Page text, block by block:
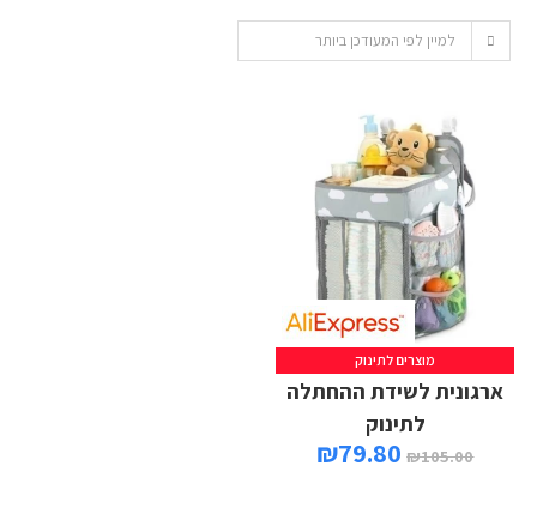
למיין לפי המעודכן ביותר
מוצרים לתינוק
ארגונית לשידת ההחתלה
לתינוק
₪105.00
₪79.80